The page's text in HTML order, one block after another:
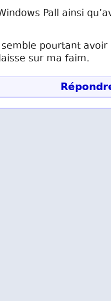
Pall ainsi
pourtant
sur ma faim.